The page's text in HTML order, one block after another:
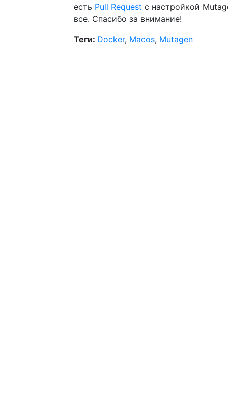
есть Pull Request с настройкой
все. Спасибо за внимание!
Теги: Docker, Macos, Mutagen